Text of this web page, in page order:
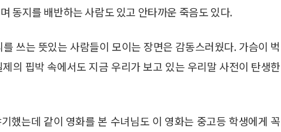
동지를 배반하는 사람도 있고 안타까운 죽음도 있다.
쓰는 뜻있는 사람들이 모이는 장면은 감동스러웠다. 가슴이 벅
의 핍박 속에서도 지금 우리가 보고 있는 우리말 사전이 탄생한
했는데 같이 영화를 본 수녀님도 이 영화는 중고등 학생에게 꼭